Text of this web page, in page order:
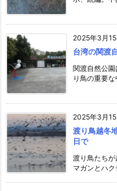
2025年3月15
台湾の関渡
関渡自然公
り鳥の重要
2025年3月15
渡り鳥越冬
日で
渡り鳥たちが
マガンとハ